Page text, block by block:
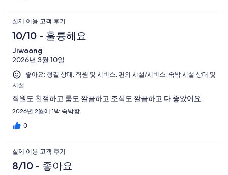
실제 이용 고객 후기
10/10 - 훌륭해요
Jiwoong
2026년 3월 10일
좋아요: 청결 상태, 직원 및 서비스, 편의 시설/서비스, 숙박 시설 상태 및
시설
직원도 친절하고 룸도 깔끔하고 조식도 깔끔하고 다 좋았어요.
2026년 2월에 1박 숙박함
0
실제 이용 고객 후기
8/10 - 좋아요